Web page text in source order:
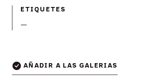
ETIQUETES
—
AÑADIR A LAS GALERIAS